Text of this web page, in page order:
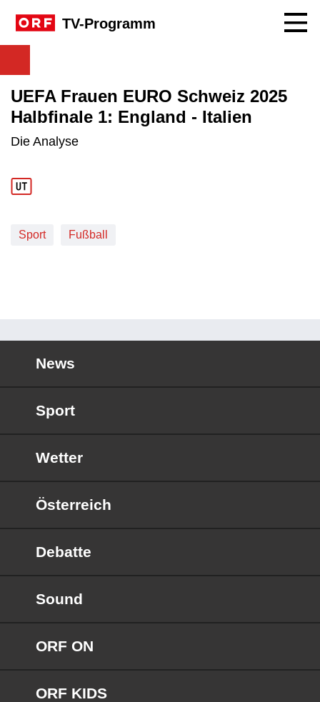
TV-Programm
UEFA Frauen EURO Schweiz 2025
Halbfinale 1: England - Italien
Die Analyse
Sport Fußball
News
Sport
Wetter
Österreich
Debatte
Sound
ORF ON
ORF KIDS